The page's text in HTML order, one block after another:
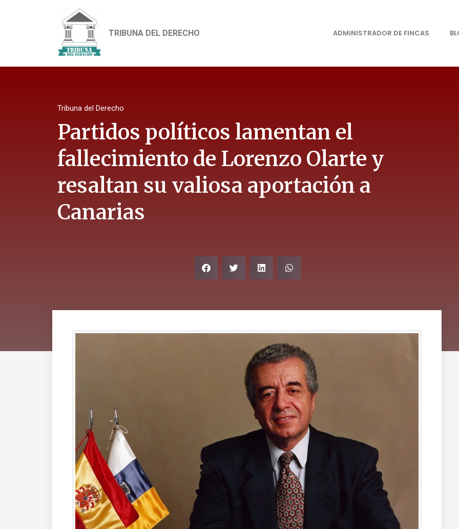
TRIBUNA DEL DERECHO ADMINISTRADOR DE FINCAS
Tribuna del Derecho
Partidos políticos lamentan el
fallecimiento de Lorenzo Olarte y
resaltan su valiosa aportación a
Canarias